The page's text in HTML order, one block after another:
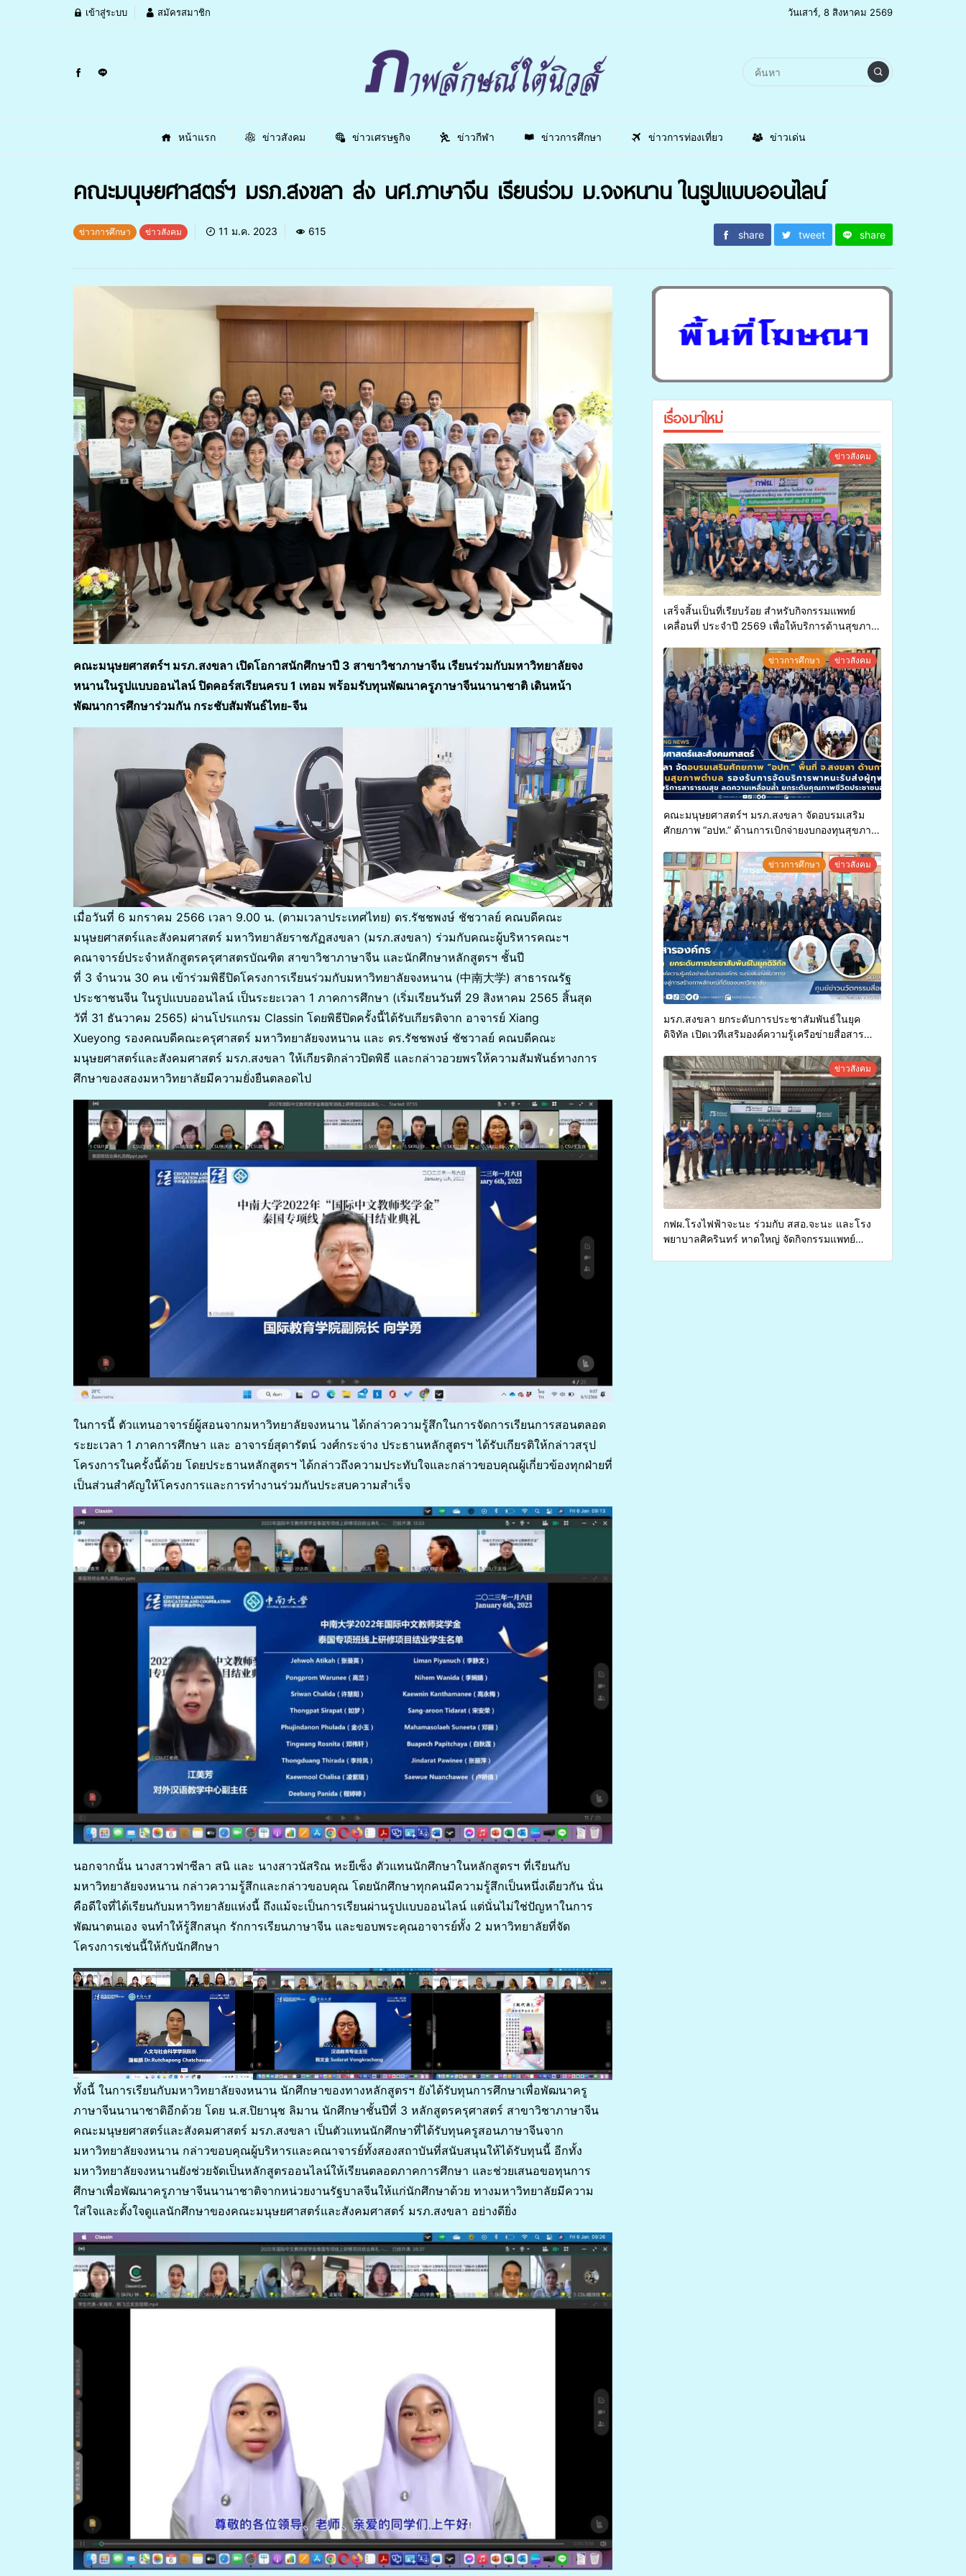
เข้าสู่ระบบ สมัครสมาชิก วันเสาร์, 8 สิงหาคม 2569
หน้าแรก ข่าวสังคม ข่าวเศรษฐกิจ ข่าวกีฬา ข่าวการศึกษา ข่าวการท่องเที่ยว ข่าวเด่น
คณะมนุษยศาสตร์ฯ มรภ.สงขลา ส่ง นศ.ภาษาจีน เรียนร่วม ม.จงหนาน ในรูปแบบออนไลน์
ข่าวการศึกษา ข่าวสังคม 11 ม.ค. 2023 615 share tweet share
คณะมนุษยศาสตร์ฯ มรภ.สงขลา เปิดโอกาสนักศึกษาปี 3 สาขาวิชาภาษาจีน เรียนร่วมกับมหาวิทยาลัยจง
หนานในรูปแบบออนไลน์ ปิดคอร์สเรียนครบ 1 เทอม พร้อมรับทุนพัฒนาครูภาษาจีนนานาชาติ เดินหน้า
พัฒนาการศึกษาร่วมกัน กระชับสัมพันธ์ไทย-จีน
เมื่อวันที่ 6 มกราคม 2566 เวลา 9.00 น. (ตามเวลาประเทศไทย) ดร.รัชชพงษ์ ชัชวาลย์ คณบดีคณะ
มนุษยศาสตร์และสังคมศาสตร์ มหาวิทยาลัยราชภัฏสงขลา (มรภ.สงขลา) ร่วมกับคณะผู้บริหารคณะฯ
คณาจารย์ประจำหลักสูตรครุศาสตรบัณฑิต สาขาวิชาภาษาจีน และนักศึกษาหลักสูตรฯ ชั้นปี
ที่ 3 จำนวน 30 คน เข้าร่วมพิธีปิดโครงการเรียนร่วมกับมหาวิทยาลัยจงหนาน (中南大学) สาธารณรัฐ
ประชาชนจีน ในรูปแบบออนไลน์ เป็นระยะเวลา 1 ภาคการศึกษา (เริ่มเรียนวันที่ 29 สิงหาคม 2565 สิ้นสุด
วัที่ 31 ธันวาคม 2565) ผ่านโปรแกรม Classin โดยพิธีปิดครั้งนี้ได้รับเกียรติจาก อาจารย์ Xiang
Xueyong รองคณบดีคณะครุศาสตร์ มหาวิทยาลัยจงหนาน และ ดร.รัชชพงษ์ ชัชวาลย์ คณบดีคณะ
มนุษยศาสตร์และสังคมศาสตร์ มรภ.สงขลา ให้เกียรติกล่าวปิดพิธี และกล่าวอวยพรให้ความสัมพันธ์ทางการ
ศึกษาของสองมหาวิทยาลัยมีความยั่งยืนตลอดไป
ในการนี้ ตัวแทนอาจารย์ผู้สอนจากมหาวิทยาลัยจงหนาน ได้กล่าวความรู้สึกในการจัดการเรียนการสอนตลอด
ระยะเวลา 1 ภาคการศึกษา และ อาจารย์สุดารัตน์ วงศ์กระจ่าง ประธานหลักสูตรฯ ได้รับเกียรติให้กล่าวสรุป
โครงการในครั้งนี้ด้วย โดยประธานหลักสูตรฯ ได้กล่าวถึงความประทับใจและกล่าวขอบคุณผู้เกี่ยวข้องทุกฝ่ายที่
เป็นส่วนสำคัญให้โครงการและการทำงานร่วมกันประสบความสำเร็จ
นอกจากนั้น นางสาวฟาซีลา สนิ และ นางสาวนัสริณ หะยีเซ็ง ตัวแทนนักศึกษาในหลักสูตรฯ ที่เรียนกับ
มหาวิทยาลัยจงหนาน กล่าวความรู้สึกและกล่าวขอบคุณ โดยนักศึกษาทุกคนมีความรู้สึกเป็นหนึ่งเดียวกัน นั่น
คือดีใจที่ได้เรียนกับมหาวิทยาลัยแห่งนี้ ถึงแม้จะเป็นการเรียนผ่านรูปแบบออนไลน์ แต่นั่นไม่ใช่ปัญหาในการ
พัฒนาตนเอง จนทำให้รู้สึกสนุก รักการเรียนภาษาจีน และขอบพระคุณอาจารย์ทั้ง 2 มหาวิทยาลัยที่จัด
โครงการเช่นนี้ให้กับนักศึกษา
ทั้งนี้ ในการเรียนกับมหาวิทยาลัยจงหนาน นักศึกษาของทางหลักสูตรฯ ยังได้รับทุนการศึกษาเพื่อพัฒนาครู
ภาษาจีนนานาชาติอีกด้วย โดย น.ส.ปิยานุช ลิมาน นักศึกษาชั้นปีที่ 3 หลักสูตรครุศาสตร์ สาขาวิชาภาษาจีน
คณะมนุษยศาสตร์และสังคมศาสตร์ มรภ.สงขลา เป็นตัวแทนนักศึกษาที่ได้รับทุนครูสอนภาษาจีนจาก
มหาวิทยาลัยจงหนาน กล่าวขอบคุณผู้บริหารและคณาจารย์ทั้งสองสถาบันที่สนับสนุนให้ได้รับทุนนี้ อีกทั้ง
มหาวิทยาลัยจงหนานยังช่วยจัดเป็นหลักสูตรออนไลน์ให้เรียนตลอดภาคการศึกษา และช่วยเสนอขอทุนการ
ศึกษาเพื่อพัฒนาครูภาษาจีนนานาชาติจากหน่วยงานรัฐบาลจีนให้แก่นักศึกษาด้วย ทางมหาวิทยาลัยมีความ
ใส่ใจและตั้งใจดูแลนักศึกษาของคณะมนุษยศาสตร์และสังคมศาสตร์ มรภ.สงขลา อย่างดียิ่ง
เรื่องมาใหม่
ข่าวสังคม
เสร็จสิ้นเป็นที่เรียบร้อย สำหรับกิจกรรมแพทย์
เคลื่อนที่ ประจำปี 2569 เพื่อให้บริการด้านสุขภาพ
ข่าวการศึกษา ข่าวสังคม
คณะมนุษยศาสตร์ฯ มรภ.สงขลา จัดอบรมเสริม
ศักยภาพ “อปท.” ด้านการเบิกจ่ายงบกองทุนสุขภาพ
ทุพพลภาพเพื่อเข้ารับบริการสาธารณสุข ลดความ
เหลื่อมล้ำ ยกระดับคุณภาพชีวิตประชาชนอย่าง
ยั่งยืน
ข่าวการศึกษา ข่าวสังคม
มรภ.สงขลา ยกระดับการประชาสัมพันธ์ในยุค
ดิจิทัล เปิดเวทีเสริมองค์ความรู้เครือข่ายสื่อสาร
การสร้างภาพลักษณ์ที่ดีของมหาวิทยาลัยข่าวสังคม
กฟผ.โรงไฟฟ้าจะนะ ร่วมกับ สสอ.จะนะ และโรง
พยาบาลศิครินทร์ หาดใหญ่ จัดกิจกรรมแพทย์